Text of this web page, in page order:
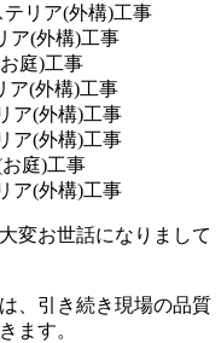
リア(外構)工事
(外構)工事
庭)工事
(外構)工事
ア(外構)工事
ア(外構)工事
庭)工事
ア(外構)工事
変お世話になりまして
、引き続き現場の品質
ます。